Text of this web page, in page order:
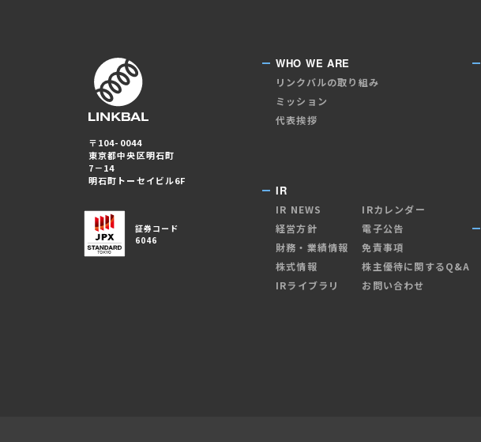
〒104-0044
東京都中央区明石町
7－14
明石町トーセイビル6F
証券コード
6046
WHO WE ARE
リンクバルの取り組み
ミッション
代表挨拶
IR
IR NEWS
経営方針
財務・業績情報
株式情報
IRライブラリ
IRカレンダー
電子公告
免責事項
株主優待に関するQ&A
お問い合わせ